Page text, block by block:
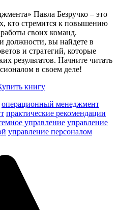
Павла Безручко – это
кто стремится к повышению
своих команд.
должности, вы найдете в
и стратегий, которые
результатов. Начните читать
в своем деле!
книгу
операционный менеджмент
практические рекомендации
управление управление
управление персоналом